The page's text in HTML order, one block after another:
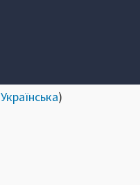
Українська)